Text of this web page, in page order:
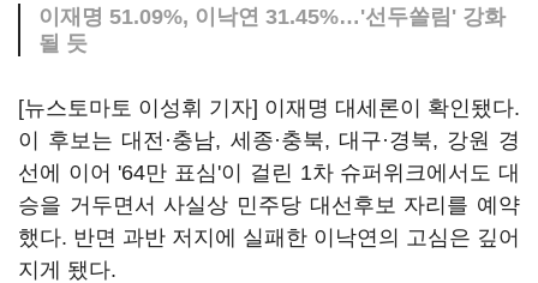
이재명 51.09%, 이낙연 31.45%…'선두쏠림' 강화
될 듯
[뉴스토마토 이성휘 기자] 이재명 대세론이 확인됐다.
이 후보는 대전·충남, 세종·충북, 대구·경북, 강원 경
선에 이어 '64만 표심'이 걸린 1차 슈퍼위크에서도 대
승을 거두면서 사실상 민주당 대선후보 자리를 예약
했다. 반면 과반 저지에 실패한 이낙연의 고심은 깊어
지게 됐다.